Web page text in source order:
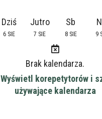
Dziś
6 SIE
Jutro
7 SIE
Sb
8 SIE 9
Brak kalendarza.
Wyświetl korepetytorów i
używające kalendarza